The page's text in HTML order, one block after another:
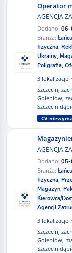
Operator
AGENCJA
Dodano:
Branża:
fizyczna,
Ukrainy,
Poligrafia,
3 lokalizacje
Szczecin,
Goleniów,
Szczecin
CV
AGENCJA
Dodano:
Branża:
fizyczna,
Magazyn,
Kierowca/
Agencji
3 lokalizacje
Szczecin,
Goleniów,
Szczecin